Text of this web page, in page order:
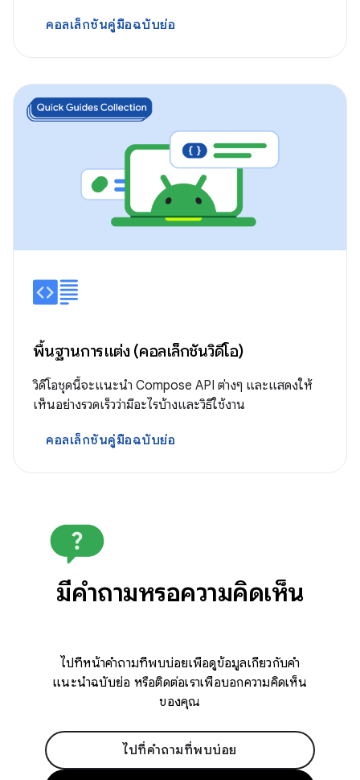
คอลเล็กชันคู่มือฉบับย่อ
พื้นฐานการแต่ง (คอลเล็กชันวิดีโอ)
วิดีโอชุดนี้จะแนะนำ Compose API ต่างๆ และแสดงให้
เห็นอย่างรวดเร็วว่ามีอะไรบ้างและวิธีใช้งาน
คอลเล็กชันคู่มือฉบับย่อ
มีคำถามหรือความคิดเห็น
ไปที่หน้าคำถามที่พบบ่อยเพื่อดูข้อมูลเกี่ยวกับคำ
แนะนำฉบับย่อ หรือติดต่อเราเพื่อบอกความคิดเห็น
ของคุณ
ไปที่คำถามที่พบบ่อย